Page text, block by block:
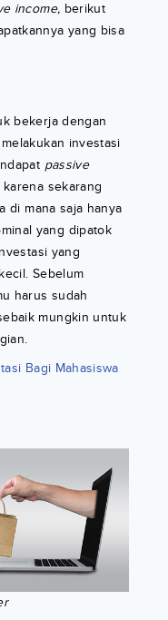
income, berikut
yang bisa
bekerja dengan
investasi
passive
sekarang
di mana saja hanya
yang dipatok
yang
Sebelum
harus sudah
mungkin untuk
Bagi Mahasiswa